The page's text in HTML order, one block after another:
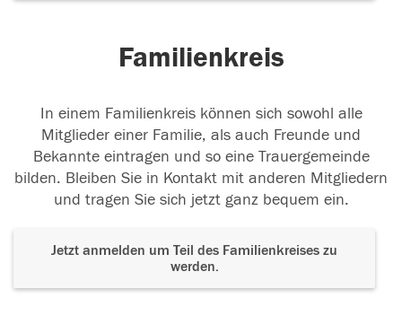
Familienkreis
In einem Familienkreis können sich sowohl alle
Mitglieder einer Familie, als auch Freunde und
Bekannte eintragen und so eine Trauergemeinde
bilden. Bleiben Sie in Kontakt mit anderen Mitgliedern
und tragen Sie sich jetzt ganz bequem ein.
Jetzt anmelden um Teil des Familienkreises zu
werden.